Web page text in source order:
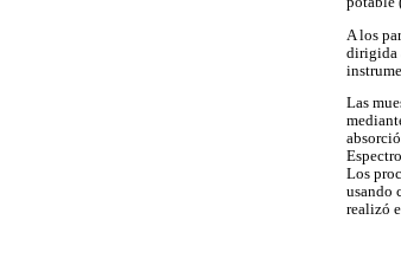
A los
dirigida
Las
Los
usando
realizó